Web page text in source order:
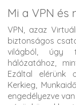
Mi a VPN és
VPN, azaz
biztonságos
világból, úgy
hálózatához,
Ezáltal elérünk
Kerkieg,
engedélyezve